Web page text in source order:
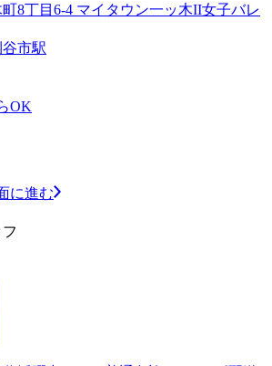
8丁目6-4 マイタウン一ッ木II女子バレ
市駅
OK
に進む